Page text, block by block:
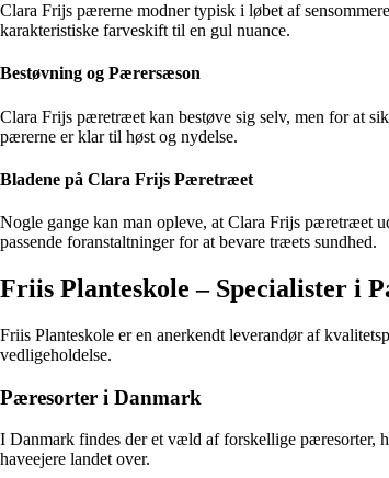
Clara Frijs pærerne modner typisk i løbet af
karakteristiske farveskift til en gul nuance.
Bestøvning og Pærersæson
Clara Frijs pæretræet kan bestøve sig selv, men for at
pærerne er klar til høst og nydelse.
Bladene på Clara Frijs Pæretræet
Nogle gange kan man opleve, at Clara Frijs pæretræet
passende foranstaltninger for at bevare træets sundhed.
Friis Planteskole – Specialister i
Friis Planteskole er en anerkendt leverandør af
vedligeholdelse.
Pæresorter i Danmark
I Danmark findes der et væld af forskellige pæresorter,
haveejere landet over.